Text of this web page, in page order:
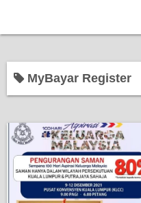
MyBayar Register